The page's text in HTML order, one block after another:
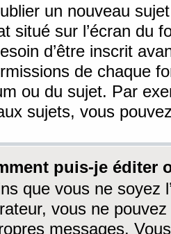
un nouveau
situé sur l’écran du
d’être inscrit
de chaque
ou du sujet. Par
sujets, vous
puis-je éditer
que vous ne soyez
vous ne
messages.